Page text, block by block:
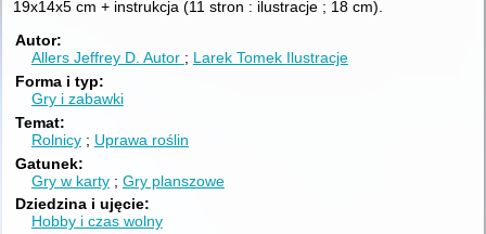
19x14x5 cm + instrukcja (11 stron : ilustracje ; 18 cm).
Autor
Allers Jeffrey D. Autor Larek Tomek Ilustracje
Forma i typ
Gry i zabawki
Temat
Rolnicy
Uprawa roślin
Gatunek
Gry w karty
Gry planszowe
Dziedzina i ujęcie
Hobby i czas wolny